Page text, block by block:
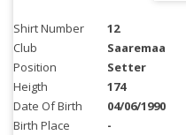
Shirt Number
12
Club
Saaremaa
Position
Setter
Heigth
174
Date Of Birth
04/06/1990
Birth Place
-